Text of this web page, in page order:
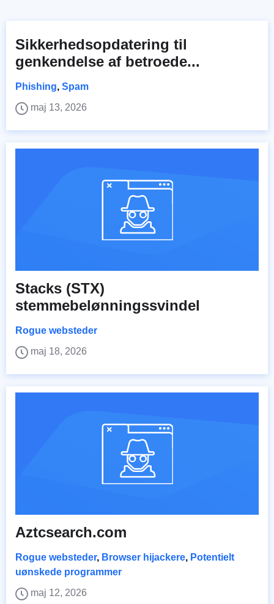
Sikkerhedsopdatering til
genkendelse af betroede...
Phishing, Spam
maj 13, 2026
Stacks (STX)
stemmebelønningssvindel
Rogue websteder
maj 18, 2026
Aztcsearch.com
Rogue websteder, Browser hijackere, Potentielt
uønskede programmer
maj 12, 2026